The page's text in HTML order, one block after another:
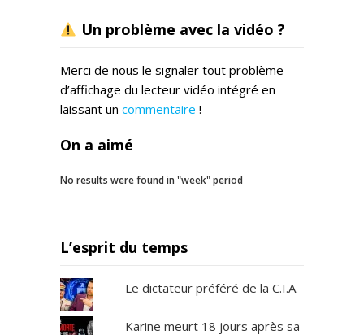
Un problème avec la vidéo ?
Merci de nous le signaler tout problème
d’affichage du lecteur vidéo intégré en
laissant un commentaire !
On a aimé
No results were found in "week" period
L’esprit du temps
Le dictateur préféré de la C.I.A.
Karine meurt 18 jours après sa